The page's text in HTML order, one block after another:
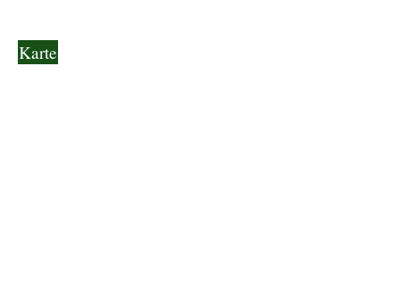
Karte